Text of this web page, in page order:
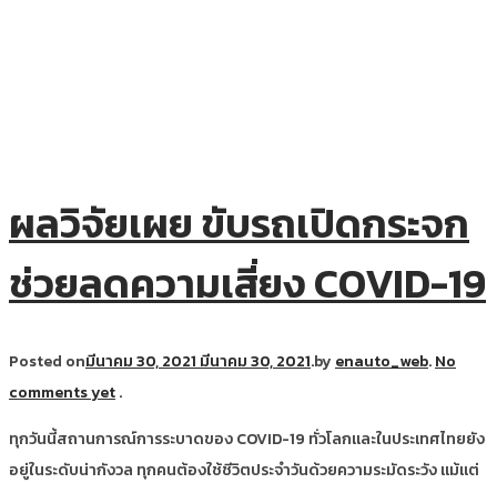
ผลวิจัยเผย ขับรถเปิดกระจก
ช่วยลดความเสี่ยง COVID-19
Posted onมีนาคม 30, 2021 มีนาคม 30, 2021.by enauto_web.No
comments yet.
ทุกวันนี้สถานการณ์การระบาดของ COVID-19 ทั่วโลกและในประเทศไทยยัง
อยู่ในระดับน่ากังวล ทุกคนต้องใช้ชีวิตประจำวันด้วยความระมัดระวัง แม้แต่